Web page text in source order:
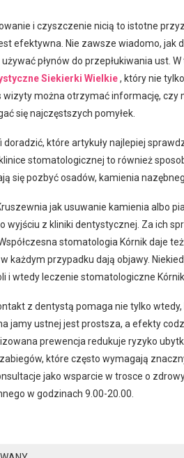
i czyszczenie nicią to istotne
efektywna. Nie zawsze wiadomo, jak
płynów do przepłukiwania ust.
Siekierki Wielkie, który nie
wizyty można otrzymać informację, czy
się najczęstszych pomyłek.
które artykuły najlepiej
stomatologicznej to również
się pozbyć osadów, kamienia
jak usuwanie kamienia albo
wyjściu z kliniki dentystycznej. Za ich
stomatologia Kórnik daje
każdym przypadku dają objawy.
i wtedy leczenie stomatologiczne Kórnik
z dentystą pomaga nie tylko
jamy ustnej jest prostsza, a efekty
prewencja redukuje ryzyko
które często wymagają
jako wsparcie w trosce o
w godzinach 9.00-20.00.